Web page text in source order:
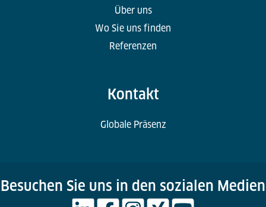
Über uns
Wo Sie uns finden
Referenzen
Kontakt
Globale Präsenz
Besuchen Sie uns in den sozialen Medien